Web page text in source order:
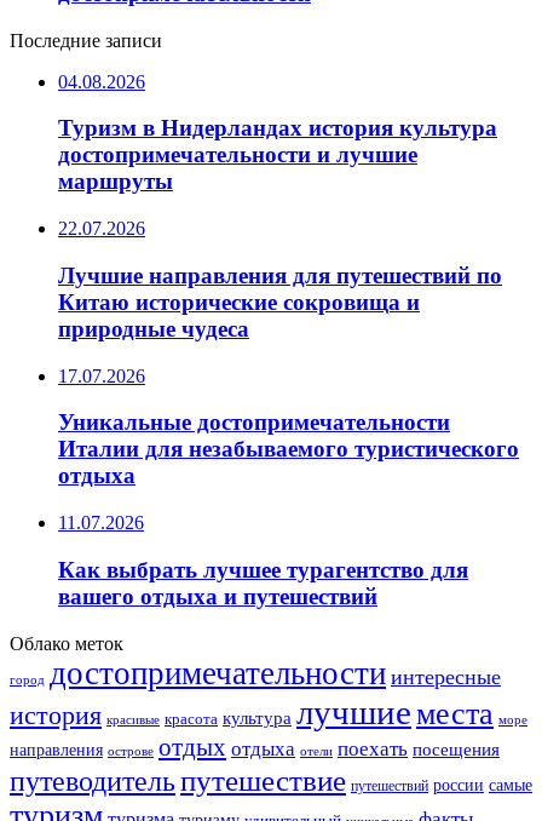
Последние записи
04.08.2026
Туризм в Нидерландах история культура
достопримечательности и лучшие
маршруты
22.07.2026
Лучшие направления для путешествий по
Китаю исторические сокровища и
природные чудеса
17.07.2026
Уникальные достопримечательности
Италии для незабываемого туристического
отдыха
11.07.2026
Как выбрать лучшее турагентство для
вашего отдыха и путешествий
Облако меток
город достопримечательности интересные
история красивые красота культура лучшиеместа море
направления острове отдых отдыха отели поехать посещения
путеводительпутешествие путешествий россии самые